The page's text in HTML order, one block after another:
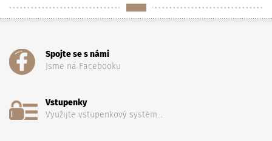
Spojte se s námi
Jsme na Facebooku
Vstupenky
Využijte vstupenkový systém...